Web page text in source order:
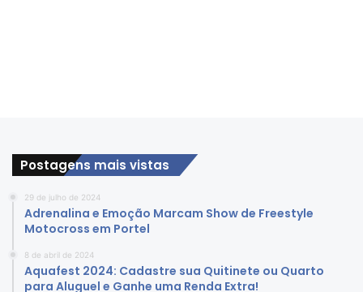
Postagens mais vistas
29 de julho de 2024
Adrenalina e Emoção Marcam Show de Freestyle
Motocross em Portel
8 de abril de 2024
Aquafest 2024: Cadastre sua Quitinete ou Quarto
para Aluguel e Ganhe uma Renda Extra!